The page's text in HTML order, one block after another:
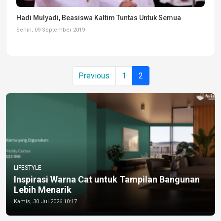
Hadi Mulyadi, Beasiswa Kaltim Tuntas Untuk Semua
Senin, 09 September 2019
Previous 1 2
LIFESTYLE
Inspirasi Warna Cat untuk Tampilan Bangunan
Lebih Menarik
Kamis, 30 Jul 2026 10:17